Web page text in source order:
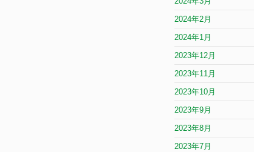
2024年2月
2024年1月
2023年12月
2023年11月
2023年10月
2023年9月
2023年8月
2023年7月